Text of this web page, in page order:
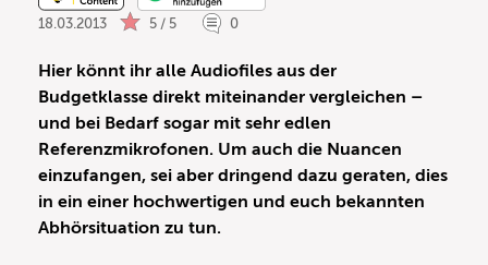
18.03.2013 5 / 5 0
Hier könnt ihr alle Audiofiles aus der
Budgetklasse direkt miteinander vergleichen –
und bei Bedarf sogar mit sehr edlen
Referenzmikrofonen. Um auch die Nuancen
einzufangen, sei aber dringend dazu geraten, dies
in ein einer hochwertigen und euch bekannten
Abhörsituation zu tun.